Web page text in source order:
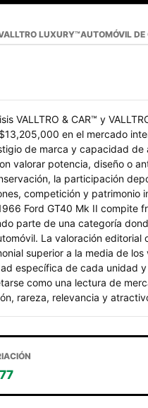
LUXURY™AUTOMÓVIL DE
VALLTRO & CAR™ y
en el mercado
de marca y capacidad
valorar potencia, diseño o
la participación
competición y patrimonio
Ford GT40 Mk II compite
parte de una categoría
La valoración
superior a la media de
específica de cada unidad
como una lectura de
rareza, relevancia y
77